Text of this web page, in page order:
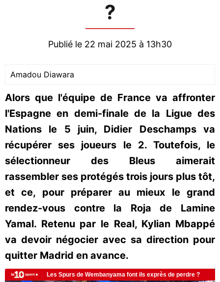
?
Publié le 22 mai 2025 à 13h30
Amadou Diawara
Alors que l'équipe de France va affronter
l'Espagne en demi-finale de la Ligue des
Nations le 5 juin, Didier Deschamps va
récupérer ses joueurs le 2. Toutefois, le
sélectionneur des Bleus aimerait
rassembler ses protégés trois jours plus tôt,
et ce, pour préparer au mieux le grand
rendez-vous contre la Roja de Lamine
Yamal. Retenu par le Real, Kylian Mbappé
va devoir négocier avec sa direction pour
quitter Madrid en avance.